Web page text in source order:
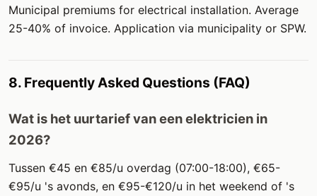
Municipal premiums for electrical installation. Average
25-40% of invoice. Application via municipality or SPW.
8. Frequently Asked Questions (FAQ)
Wat is het uurtarief van een elektricien in
2026?
Tussen €45 en €85/u overdag (07:00-18:00), €65-
€95/u 's avonds, en €95-€120/u in het weekend of 's